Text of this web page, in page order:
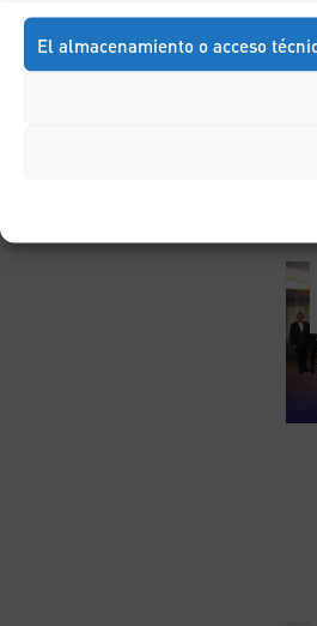
El almacenamiento o acceso